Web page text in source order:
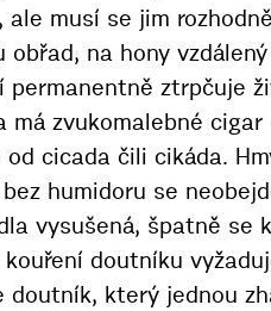
ale musí se jim
na hony
ztrpčuje
zvukomalebné cigar
cicada čili cikáda.
humidoru se
vysušená, špatně se
doutníku
který jednou